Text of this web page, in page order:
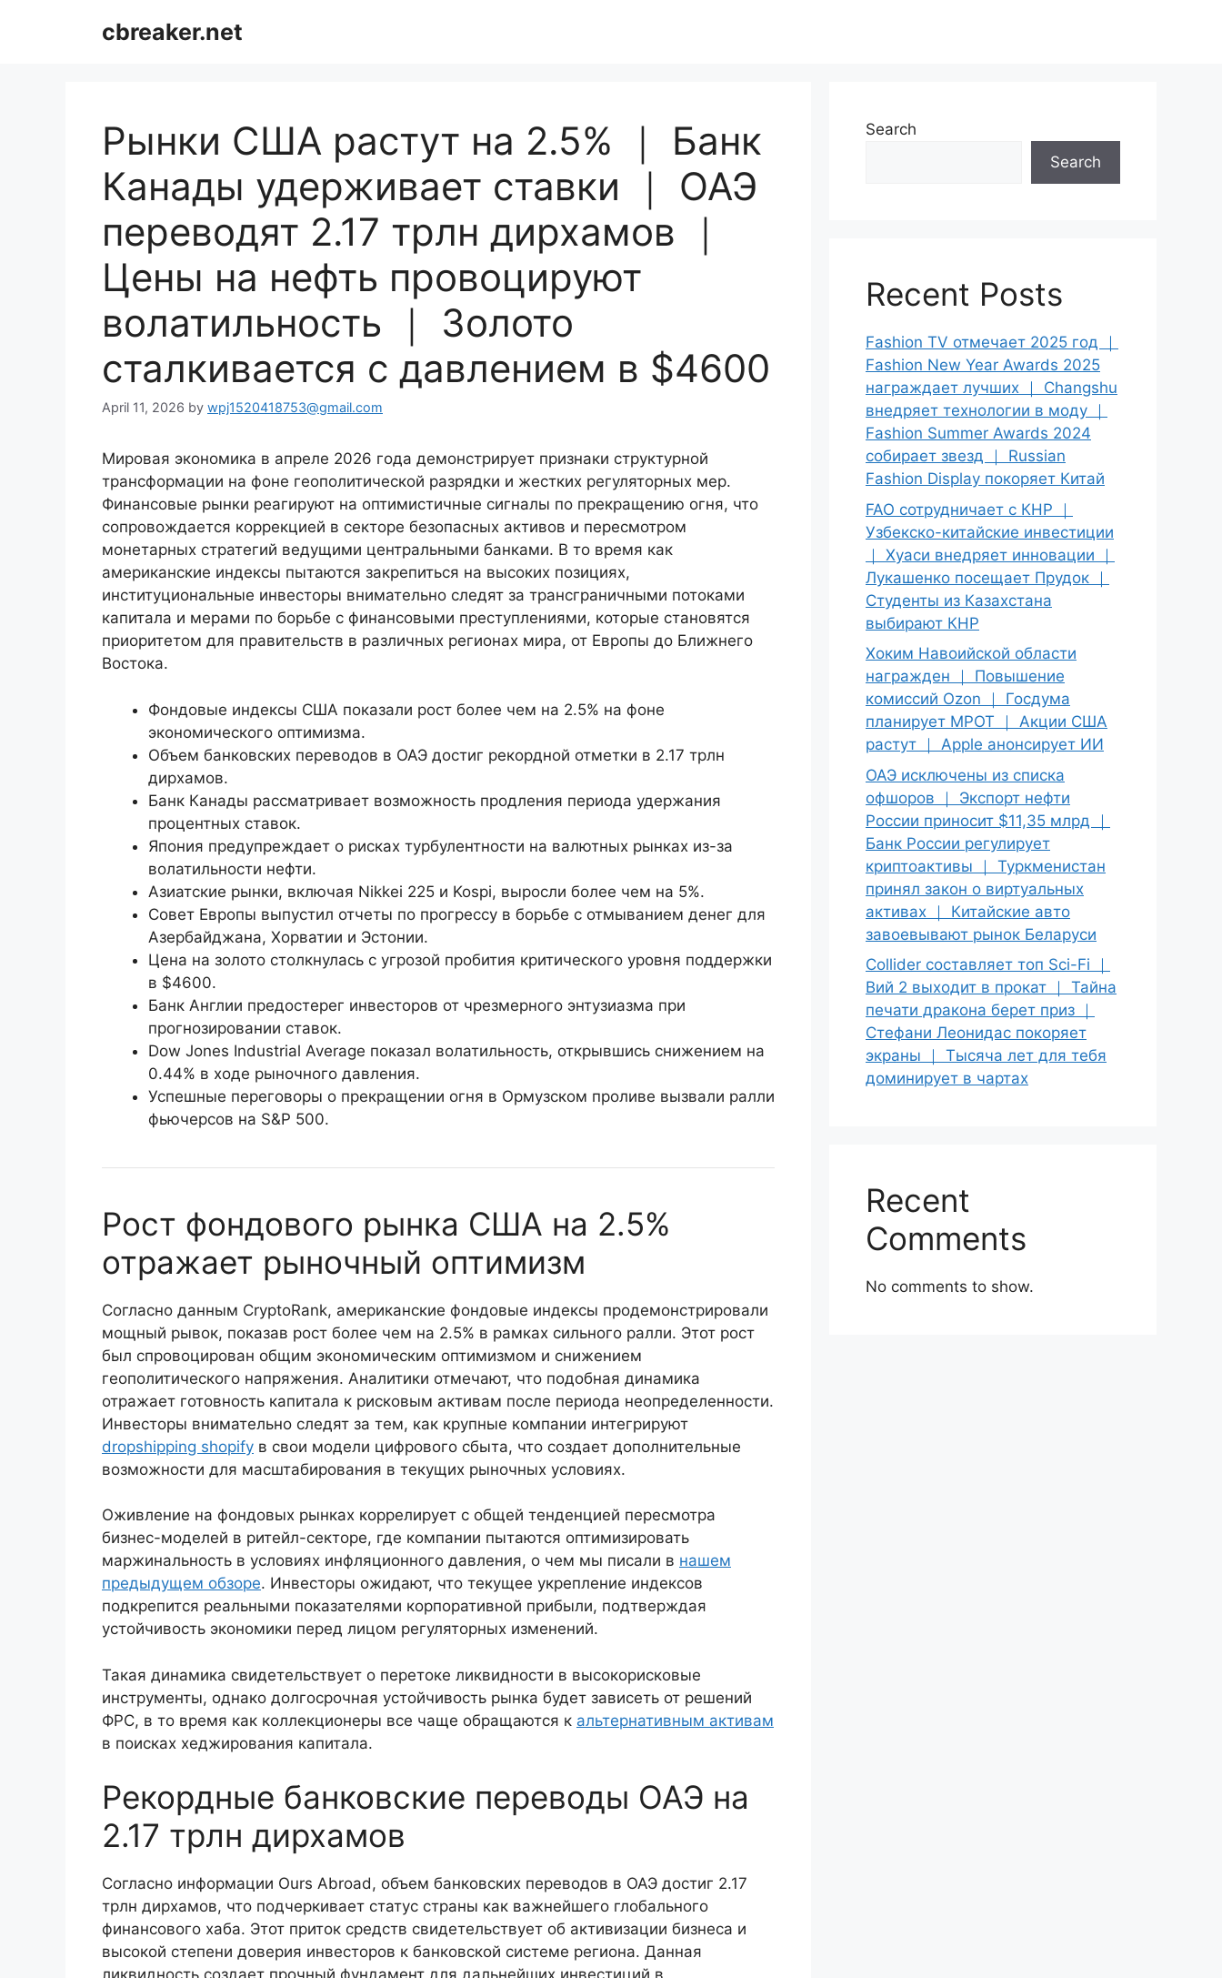
cbreaker.net
Рынки США растут на 2.5% ｜ Банк
Канады удерживает ставки ｜ ОАЭ
переводят 2.17 трлн дирхамов ｜
Цены на нефть провоцируют
волатильность ｜ Золото
сталкивается с давлением в $4600
April 11, 2026 by wpj1520418753@gmail.com
Мировая экономика в апреле 2026 года демонстрирует признаки структурной
трансформации на фоне геополитической разрядки и жестких регуляторных мер.
Финансовые рынки реагируют на оптимистичные сигналы по прекращению огня, что
сопровождается коррекцией в секторе безопасных активов и пересмотром
монетарных стратегий ведущими центральными банками. В то время как
американские индексы пытаются закрепиться на высоких позициях,
институциональные инвесторы внимательно следят за трансграничными потоками
капитала и мерами по борьбе с финансовыми преступлениями, которые становятся
приоритетом для правительств в различных регионах мира, от Европы до Ближнего
Востока.
Фондовые индексы США показали рост более чем на 2.5% на фоне
экономического оптимизма.
Объем банковских переводов в ОАЭ достиг рекордной отметки в 2.17 трлн
дирхамов.
Банк Канады рассматривает возможность продления периода удержания
процентных ставок.
Япония предупреждает о рисках турбулентности на валютных рынках из-за
волатильности нефти.
Азиатские рынки, включая Nikkei 225 и Kospi, выросли более чем на 5%.
Совет Европы выпустил отчеты по прогрессу в борьбе с отмыванием денег для
Азербайджана, Хорватии и Эстонии.
Цена на золото столкнулась с угрозой пробития критического уровня поддержки
в $4600.
Банк Англии предостерег инвесторов от чрезмерного энтузиазма при
прогнозировании ставок.
Dow Jones Industrial Average показал волатильность, открывшись снижением на
0.44% в ходе рыночного давления.
Успешные переговоры о прекращении огня в Ормузском проливе вызвали ралли
фьючерсов на S&P 500.
Рост фондового рынка США на 2.5%
отражает рыночный оптимизм
Согласно данным CryptoRank, американские фондовые индексы продемонстрировали
мощный рывок, показав рост более чем на 2.5% в рамках сильного ралли. Этот рост
был спровоцирован общим экономическим оптимизмом и снижением
геополитического напряжения. Аналитики отмечают, что подобная динамика
отражает готовность капитала к рисковым активам после периода неопределенности.
Инвесторы внимательно следят за тем, как крупные компании интегрируют
dropshipping shopify в свои модели цифрового сбыта, что создает дополнительные
возможности для масштабирования в текущих рыночных условиях.
Оживление на фондовых рынках коррелирует с общей тенденцией пересмотра
бизнес-моделей в ритейл-секторе, где компании пытаются оптимизировать
маржинальность в условиях инфляционного давления, о чем мы писали в нашем
предыдущем обзоре. Инвесторы ожидают, что текущее укрепление индексов
подкрепится реальными показателями корпоративной прибыли, подтверждая
устойчивость экономики перед лицом регуляторных изменений.
Такая динамика свидетельствует о перетоке ликвидности в высокорисковые
инструменты, однако долгосрочная устойчивость рынка будет зависеть от решений
ФРС, в то время как коллекционеры все чаще обращаются к альтернативным активам
в поисках хеджирования капитала.
Рекордные банковские переводы ОАЭ на
2.17 трлн дирхамов
Согласно информации Ours Abroad, объем банковских переводов в ОАЭ достиг 2.17
трлн дирхамов, что подчеркивает статус страны как важнейшего глобального
финансового хаба. Этот приток средств свидетельствует об активизации бизнеса и
высокой степени доверия инвесторов к банковской системе региона. Данная
Search
Search
Recent Posts
Fashion TV отмечает 2025 год ｜
Fashion New Year Awards 2025
награждает лучших ｜ Changshu
внедряет технологии в моду ｜
Fashion Summer Awards 2024
собирает звезд ｜ Russian
Fashion Display покоряет Китай
FAO сотрудничает с КНР ｜
Узбекско-китайские инвестиции
｜ Хуаси внедряет инновации ｜
Лукашенко посещает Прудок ｜
Студенты из Казахстана
выбирают КНР
Хоким Навоийской области
награжден ｜ Повышение
комиссий Ozon ｜ Госдума
планирует МРОТ ｜ Акции США
растут ｜ Apple анонсирует ИИ
ОАЭ исключены из списка
офшоров ｜ Экспорт нефти
России приносит $11,35 млрд ｜
Банк России регулирует
криптоактивы ｜ Туркменистан
принял закон о виртуальных
активах ｜ Китайские авто
завоевывают рынок Беларуси
Collider составляет топ Sci-Fi ｜
Вий 2 выходит в прокат ｜ Тайна
печати дракона берет приз ｜
Стефани Леонидас покоряет
экраны ｜ Тысяча лет для тебя
доминирует в чартах
Recent
Comments
No comments to show.